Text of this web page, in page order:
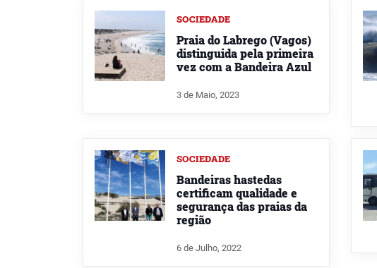
SOCIEDADE
Praia do Labrego (Vagos)
distinguida pela primeira
vez com a Bandeira Azul
3 de Maio, 2023
SOCIEDADE
Bandeiras hastedas
certificam qualidade e
segurança das praias da
região
6 de Julho, 2022